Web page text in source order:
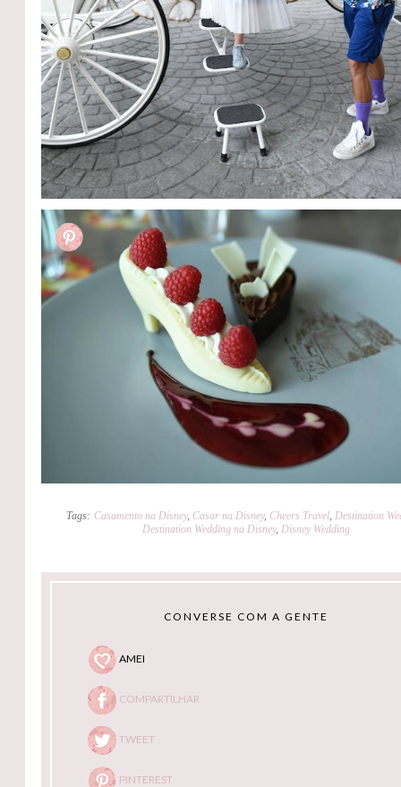
Tags: Casamento na Disney, Casar na Disney, Cheers Travel Destination
Destination Wedding na Disney, Disney Wedding
CONVERSE COM A GENTE
AMEI
COMPARTILHAR
TWEET
PINTEREST